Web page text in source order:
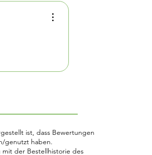
ist, dass Bewertungen
genutzt haben.
der Bestellhistorie des